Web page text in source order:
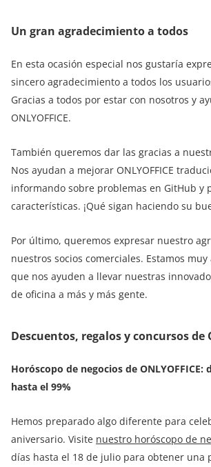
Un gran agradecimiento a todos
En esta ocasión especial nos gustaría
sincero agradecimiento a todos los
Gracias a todos por estar con nosotros y
ONLYOFFICE.
También queremos dar las gracias a
Nos ayudan a mejorar ONLYOFFICE
informando sobre problemas en GitHub y
características. ¡Qué sigan haciendo su
Por último, queremos expresar nuestro
nuestros socios comerciales. Estamos
que nos ayuden a llevar nuestras
de oficina a más y más gente.
Descuentos, regalos y concursos de
Horóscopo de negocios de ONLYOFFICE:
hasta el 99%
Hemos preparado algo diferente para
aniversario. Visite nuestro horóscopo de
días hasta el 18 de julio para obtener una